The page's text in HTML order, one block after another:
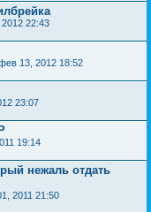
22:43
13, 2012 18:52
23:07
19:14
нежаль отдать
2011 21:50